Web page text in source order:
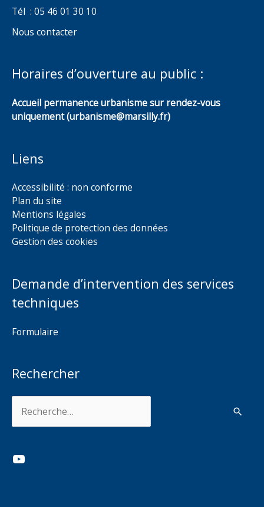
Tél : 05 46 01 30 10
Nous contacter
Horaires d’ouverture au public :
Accueil permanence urbanisme sur rendez-vous
uniquement (urbanisme@marsilly.fr)
Liens
Accessibilité : non conforme
Plan du site
Mentions légales
Politique de protection des données
Gestion des cookies
Demande d’intervention des services
techniques
Formulaire
Rechercher
YouTube